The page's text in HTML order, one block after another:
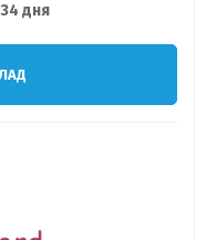
дня